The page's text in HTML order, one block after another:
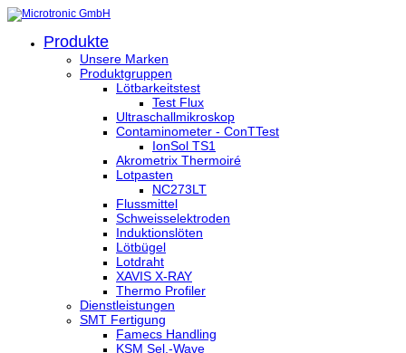
Produkte
Unsere Marken
Produktgruppen
Lötbarkeitstest
Test Flux
Ultraschallmikroskop
Contaminometer - ConTTest
IonSol TS1
Akrometrix Thermoiré
Lotpasten
NC273LT
Flussmittel
Schweisselektroden
Induktionslöten
Lötbügel
Lotdraht
XAVIS X-RAY
Thermo Profiler
Dienstleistungen
SMT Fertigung
Famecs Handling
KSM Sel.-Wave